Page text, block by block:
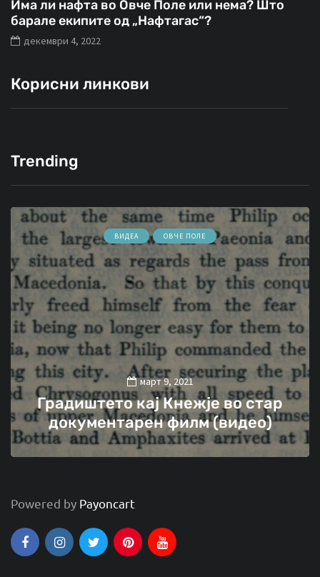
Има ли нафта во Овче Поле или нема? Што
барале екипите од „Нафтагас“?
декември 4, 2022
Корисни линкови
Trending
ВИДЕА ОВЧЕ ПОЛЕ
март 9, 2021
Градиштето кај Кнежје во стар
документарен филм (видео)
Powered by Payoncart